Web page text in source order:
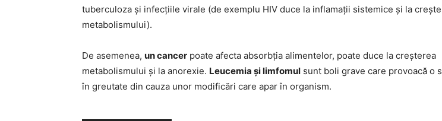
tuberculoza și infecțiile virale (de exemplu HIV duce la inflamații sistemice și la
metabolismului).
De asemenea, un cancer poate afecta absorbția alimentelor, poate duce la creșterea
metabolismului și la anorexie. Leucemia și limfomul sunt boli grave care provoacă o
în greutate din cauza unor modificări care apar în organism.